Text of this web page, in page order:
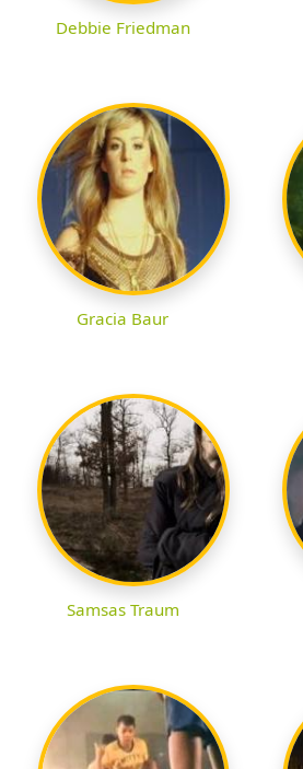
Debbie Friedman
Gracia Baur
Samsas Traum